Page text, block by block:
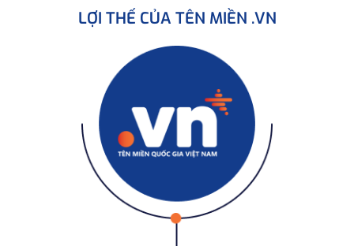
LỢI THẾ CỦA TÊN MIỀN .VN